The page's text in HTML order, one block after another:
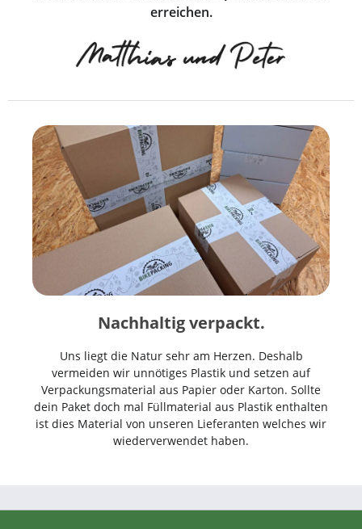
erreichen.
Nachhaltig verpackt.
Uns liegt die Natur sehr am Herzen. Deshalb
vermeiden wir unnötiges Plastik und setzen auf
Verpackungsmaterial aus Papier oder Karton. Sollte
dein Paket doch mal Füllmaterial aus Plastik enthalten
ist dies Material von unseren Lieferanten welches wir
wiederverwendet haben.